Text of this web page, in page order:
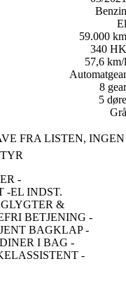
Benzin
El
59.000 km
340 HK
57,6 km/l
Automatgear
8 gear
5 døre
Grå
FRA LISTEN, INGEN
-
-EL INDST.
&
BETJENING -
BAGKLAP -
I BAG -
-